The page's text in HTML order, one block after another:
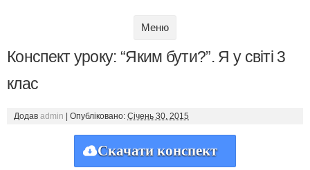
Меню
Конспект уроку: “Яким бути?”. Я у світі 3
клас
Додав admin Опубліковано: Січень 30, 2015
Скачати конспект